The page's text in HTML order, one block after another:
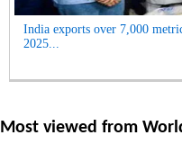
India exports over 7,000
2025...
Most viewed from